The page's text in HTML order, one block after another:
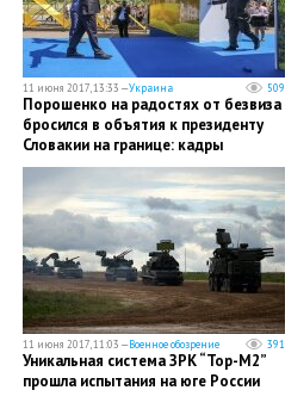
11 июня 2017, 13:33 —Украина 509
Порошенко на радостях от безвиза
бросился в объятия к президенту
Словакии на границе: кадры
11 июня 2017, 11:03 —Военное обозрение 391
Уникальная система ЗРК “Тор-M2”
прошла испытания на юге России